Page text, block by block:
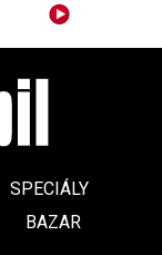
SPECIÁLY
BAZAR